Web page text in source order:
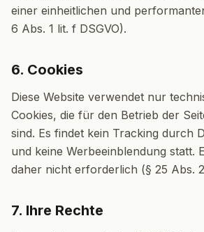
einer einheitlichen und
6 Abs. 1 lit. f DSGVO).
6. Cookies
Diese Website verwendet nur
Cookies, die für den Betrieb der
sind. Es findet kein Tracking durch
und keine Werbeeinblendung statt.
daher nicht erforderlich (§ 25 Abs.
7. Ihre Rechte